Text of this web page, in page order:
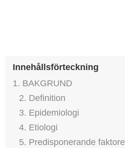
Innehållsförteckning
1. BAKGRUND
2. Definition
3. Epidemiologi
4. Etiologi
5. Predisponerande